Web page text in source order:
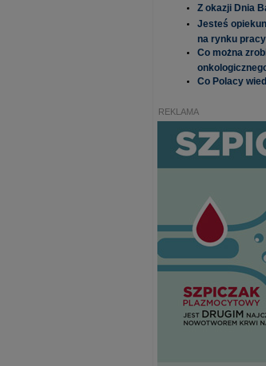
Z okazji Dnia
Jesteś
na rynku
Co można
Co Polacy
REKLAMA